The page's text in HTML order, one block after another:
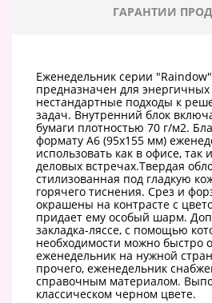
ГАРАНТИИ
Еженедельник серии
предназначен для
нестандартные подходы к
задач. Внутренний блок
бумаги плотностью 70 г/м2.
формату А6 (95х155 мм)
использовать как в офисе, так
деловых встречах.Твердая
стилизованная под гладкую
горячего тиснения. Срез и
окрашены на контрасте с
придает ему особый шарм.
закладка-ляссе, с помощью
необходимости можно быстро
еженедельник на нужной
прочего, еженедельник
справочным материалом.
классическом черном цвете.